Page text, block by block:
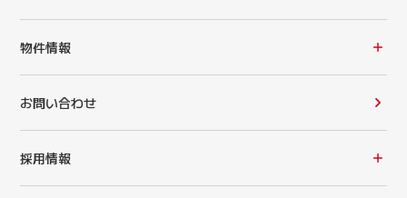
物件情報
お問い合わせ
採用情報